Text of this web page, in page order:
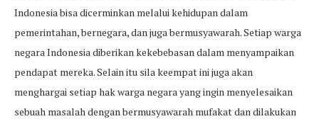
Indonesia bisa dicerminkan melalui kehidupan dalam
pemerintahan, bernegara, dan juga bermusyawarah. Setiap warga
negara Indonesia diberikan kekebebasan dalam menyampaikan
pendapat mereka. Selain itu sila keempat ini juga akan
menghargai setiap hak warga negara yang ingin menyelesaikan
sebuah masalah dengan bermusyawarah mufakat dan dilakukan